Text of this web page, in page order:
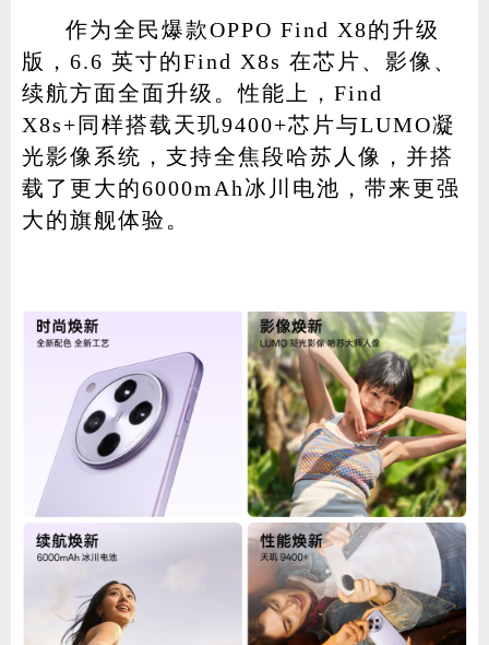
作为全民爆款OPPO Find X8的升级
版，6.6 英寸的Find X8s 在芯片、影像、
续航方面全面升级。性能上，Find
X8s+同样搭载天玑9400+芯片与LUMO凝
光影像系统，支持全焦段哈苏人像，并搭
载了更大的6000mAh冰川电池，带来更强
大的旗舰体验。